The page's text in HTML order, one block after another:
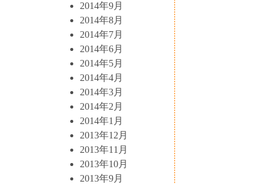
2014年9月
2014年8月
2014年7月
2014年6月
2014年5月
2014年4月
2014年3月
2014年2月
2014年1月
2013年12月
2013年11月
2013年10月
2013年9月